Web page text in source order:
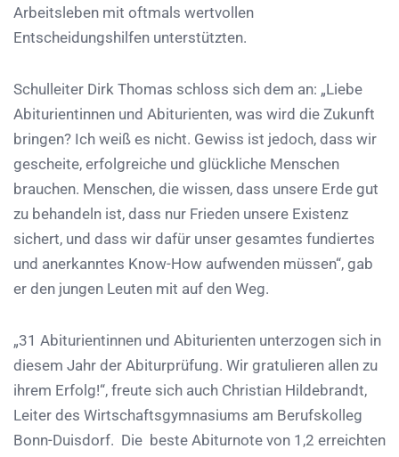
Arbeitsleben mit oftmals wertvollen
Entscheidungshilfen unterstützten.
Schulleiter Dirk Thomas schloss sich dem an: „Liebe
Abiturientinnen und Abiturienten, was wird die Zukunft
bringen? Ich weiß es nicht. Gewiss ist jedoch, dass wir
gescheite, erfolgreiche und glückliche Menschen
brauchen. Menschen, die wissen, dass unsere Erde gut
zu behandeln ist, dass nur Frieden unsere Existenz
sichert, und dass wir dafür unser gesamtes fundiertes
und anerkanntes Know-How aufwenden müssen“, gab
er den jungen Leuten mit auf den Weg.
„31 Abiturientinnen und Abiturienten unterzogen sich in
diesem Jahr der Abiturprüfung. Wir gratulieren allen zu
ihrem Erfolg!“, freute sich auch Christian Hildebrandt,
Leiter des Wirtschaftsgymnasiums am Berufskolleg
Bonn-Duisdorf. Die beste Abiturnote von 1,2 erreichten